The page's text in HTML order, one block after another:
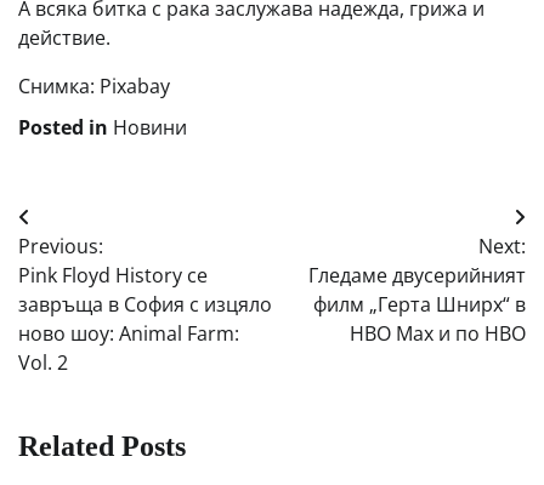
А всяка битка с рака заслужава надежда, грижа и
действие.
Снимка: Pixabay
Posted in Новини
Навигация
Previous:
Pink Floyd History се
завръща в София с изцяло
ново шоу: Animal Farm:
Vol. 2
Next:
Гледаме двусерийният
филм „Герта Шнирх“ в
HBO Max и по HBO
Related Posts